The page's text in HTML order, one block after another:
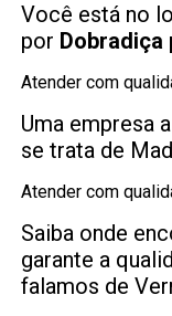
Você está no
por Dobradiça
Atender com
Uma empresa
se trata de
Atender com
Saiba onde
garante a
falamos de